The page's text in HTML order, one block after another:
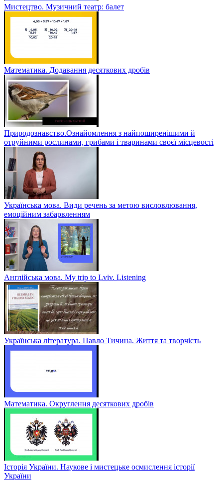
Мистецтво. Музичний театр: балет
Математика. Додавання десяткових дробів
Природознавство.Ознайомлення з найпоширенішими й
отруйними рослинами, грибами і тваринами своєї місцевості
Українська мова. Види речень за метою висловлювання,
емоційним забарвленням
Англійська мова. My trip to Lviv. Listening
Українська література. Павло Тичина. Життя та творчість
Математика. Округлення десяткових дробів
Історія України. Наукове і мистецьке осмислення історії
України